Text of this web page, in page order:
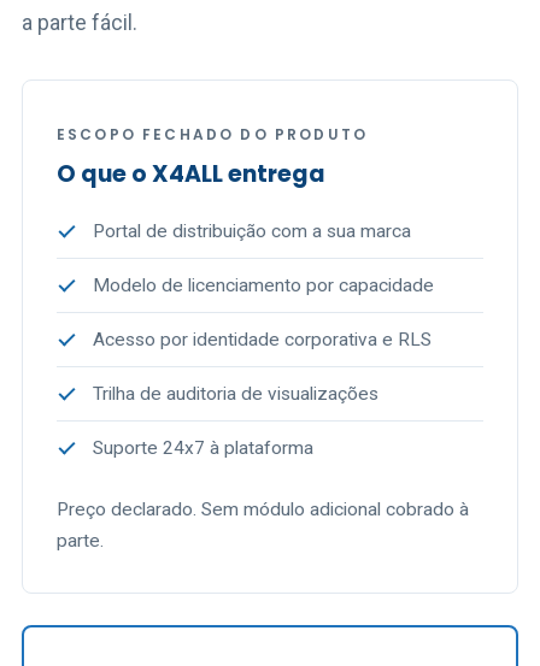
a parte fácil.
ESCOPO FECHADO DO PRODUTO
O que o X4ALL entrega
Portal de distribuição com a sua marca
Modelo de licenciamento por capacidade
Acesso por identidade corporativa e RLS
Trilha de auditoria de visualizações
Suporte 24x7 à plataforma
Preço declarado. Sem módulo adicional cobrado à
parte.